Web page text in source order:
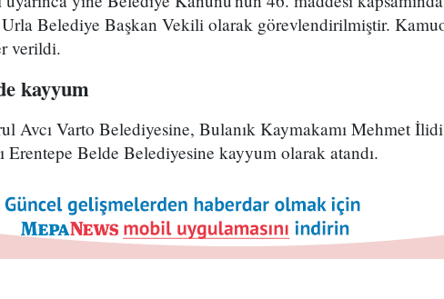
Belediye Başkan Vekili olarak görevlendirilmiştir.
verildi.
kayyum
Avcı Varto Belediyesine, Bulanık Kaymakamı Mehmet
Erentepe Belde Belediyesine kayyum olarak atandı.